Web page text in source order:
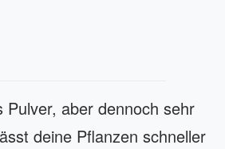
Pulver, aber dennoch sehr
deine Pflanzen schneller